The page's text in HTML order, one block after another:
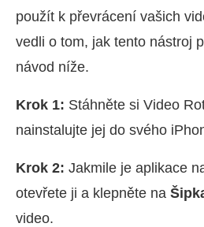
použít k převrácení vašich
vedli o tom, jak tento nástroj
návod níže.
Krok 1: Stáhněte si Video
nainstalujte jej do svého
Krok 2: Jakmile je aplikace
otevřete ji a klepněte na
video.